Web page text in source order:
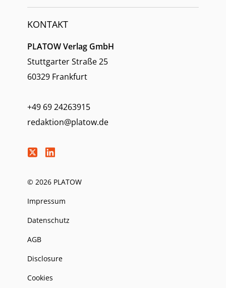
KONTAKT
PLATOW Verlag GmbH
Stuttgarter Straße 25
60329 Frankfurt
+49 69 24263915
redaktion@platow.de
© 2026 PLATOW
Impressum
Datenschutz
AGB
Disclosure
Cookies